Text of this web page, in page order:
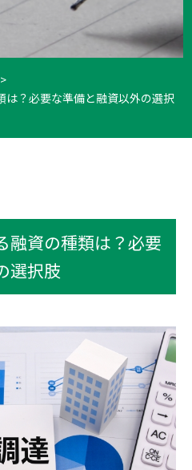
>
は？必要な準備と融資以外の選択
融資の種類は？必要
選択肢